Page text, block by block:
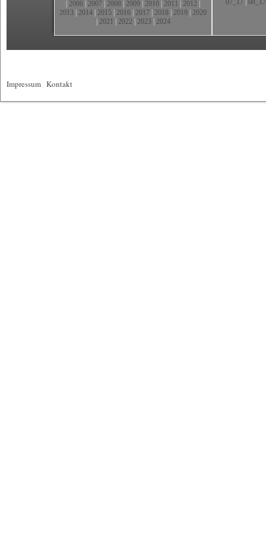
2006 2007 2008 2009 2010 2011 2012
2013 2014 2015 2016 2017 2018 2019 2020
2021 2022 2023| 2024
07_17 08_17
Impressum Kontakt